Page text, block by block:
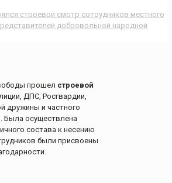
строевой смотр сотрудников местного
добровольной народной
прошел строевой
ДПС, Росгвардии,
дружины и частного
Была осуществлена
состава к несению
были присвоены